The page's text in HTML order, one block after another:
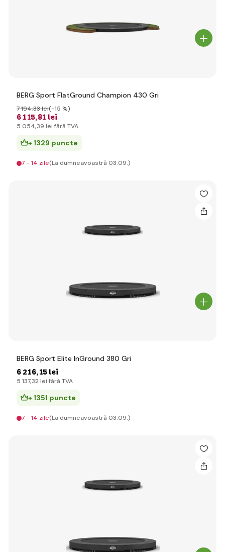
BERG Sport FlatGround Champion 430 Gri
6 115,81 lei
7 194,33 lei(-15 %)
5 054,39 lei fără TVA
+ 1329 puncte
7 - 14 zile(La dumneavoastră 03.09.)
BERG Sport Elite InGround 380 Gri
6 216,15 lei
5 137,32 lei fără TVA
+ 1351 puncte
7 - 14 zile(La dumneavoastră 03.09.)